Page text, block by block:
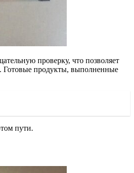
проверку, что позволяет
Готовые продукты, выполненные
пути.